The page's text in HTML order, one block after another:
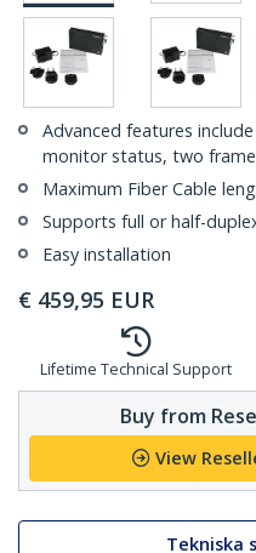
Advanced features
monitor status, two
Maximum Fiber Cable
Supports full or half-
Easy installation
€ 459,95 EUR
Lifetime Technical Support
Buy from
View
Tekniska